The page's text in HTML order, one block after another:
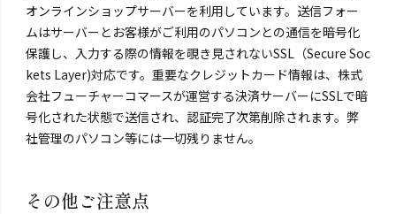
オンラインショップサーバーを利用しています。送信フォー
ムはサーバーとお客様がご利用のパソコンとの通信を暗号化
保護し、入力する際の情報を覗き見されないSSL（Secure Soc
kets Layer)対応です。重要なクレジットカード情報は、株式
会社フューチャーコマースが運営する決済サーバーにSSLで暗
号化された状態で送信され、認証完了次第削除されます。弊
社管理のパソコン等には一切残りません。
その他ご注意点